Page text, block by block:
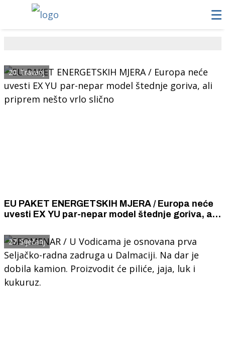
20. Travanj
EU PAKET ENERGETSKIH MJERA / Europa neće
uvesti EX YU par-nepar model štednje goriva, ali
27. Siječanj